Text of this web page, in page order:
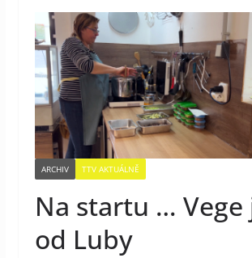
ARCHIV TTV AKTUÁLNĚ
Na startu …
od Luby